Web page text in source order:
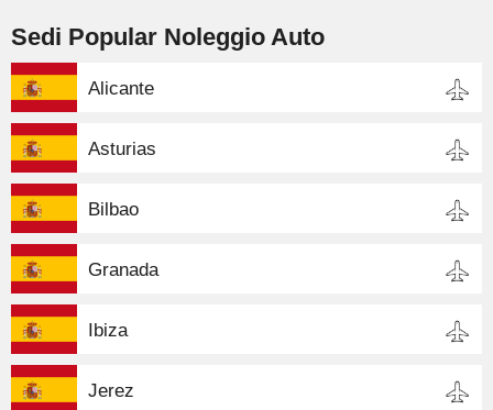
Sedi Popular Noleggio Auto
Alicante
Asturias
Bilbao
Granada
Ibiza
Jerez